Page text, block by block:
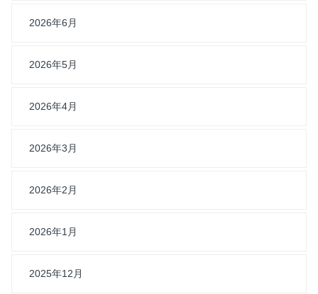
2026年6月
2026年5月
2026年4月
2026年3月
2026年2月
2026年1月
2025年12月